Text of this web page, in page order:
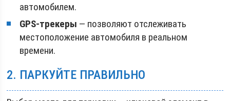
автомобилем.
GPS-трекеры — позволяют отслеживать
местоположение автомобиля в реальном
времени.
2. ПАРКУЙТЕ ПРАВИЛЬНО